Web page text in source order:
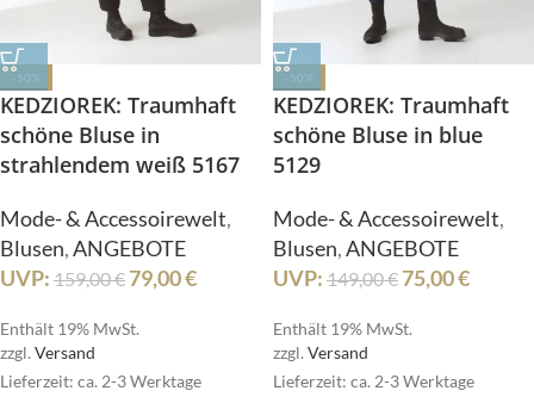
-50%
KEDZIOREK: Traumhaft
schöne Bluse in
strahlendem weiß 5167
Mode- & Accessoirewelt,
Blusen,ANGEBOTE
UVP: 159,00€ 79,00€
Enthält 19% MwSt.
zzgl. Versand
Lieferzeit: ca. 2-3 Werktage
-50%
KEDZIOREK: Traumhaft
schöne Bluse in blue
5129
Mode- & Accessoirewelt,
Blusen,ANGEBOTE
UVP: 149,00€ 75,00€
Enthält 19% MwSt.
zzgl. Versand
Lieferzeit: ca. 2-3 Werktage